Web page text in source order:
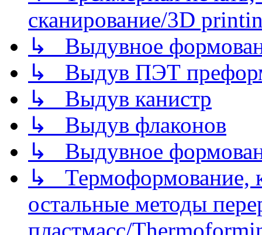
сканирование/3D
↳ Выдувное
↳ Выдув ПЭТ
↳ Выдув канистр
↳ Выдув флаконов
↳ Выдувное
↳ Термоформование,
остальные методы